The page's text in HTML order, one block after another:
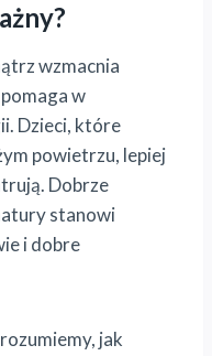
wzmacnia
w
Dzieci, które
powietrzu, lepiej
Dobrze
stanowi
i dobre
jak